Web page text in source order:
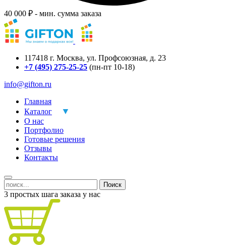
40 000 ₽ - мин. сумма заказа
117418 г. Москва, ул. Профсоюзная, д. 23
+7 (495) 275-25-25 (пн-пт 10-18)
info@gifton.ru
Главная
Каталог
О нас
Портфолио
Готовые решения
Отзывы
Контакты
Поиск
3 простых шага заказа у нас